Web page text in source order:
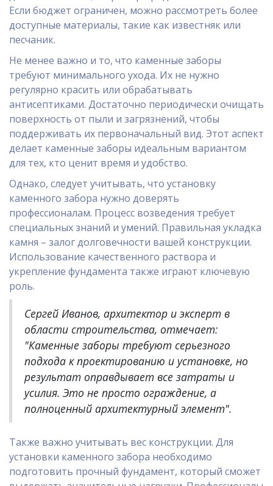
Если бюджет ограничен, можно рассмотреть более
доступные материалы, такие как известняк или
песчаник.
Не менее важно и то, что каменные заборы
требуют минимального ухода. Их не нужно
регулярно красить или обрабатывать
антисептиками. Достаточно периодически очищать
поверхность от пыли и загрязнений, чтобы
поддерживать их первоначальный вид. Этот аспект
делает каменные заборы идеальным вариантом
для тех, кто ценит время и удобство.
Однако, следует учитывать, что установку
каменного забора нужно доверять
профессионалам. Процесс возведения требует
специальных знаний и умений. Правильная укладка
камня – залог долговечности вашей конструкции.
Использование качественного раствора и
укрепление фундамента также играют ключевую
роль.
Сергей Иванов, архитектор и эксперт в
области строительства, отмечает:
"Каменные заборы требуют серьезного
подхода к проектированию и установке, но
результат оправдывает все затраты и
усилия. Это не просто ограждение, а
полноценный архитектурный элемент".
Также важно учитывать вес конструкции. Для
установки каменного забора необходимо
подготовить прочный фундамент, который сможет